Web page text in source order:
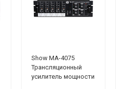
Show MA-4075
Трансляционный
усилитель мощности